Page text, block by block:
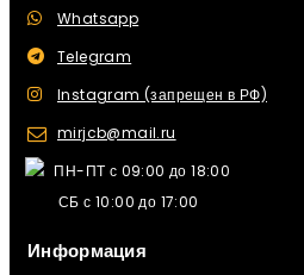
Whatsapp
Telegram
Instagram (запрещен в РФ)
mirjcb@mail.ru
ПН-ПТ с 09:00 до 18:00
СБ с 10:00 до 17:00
Информация